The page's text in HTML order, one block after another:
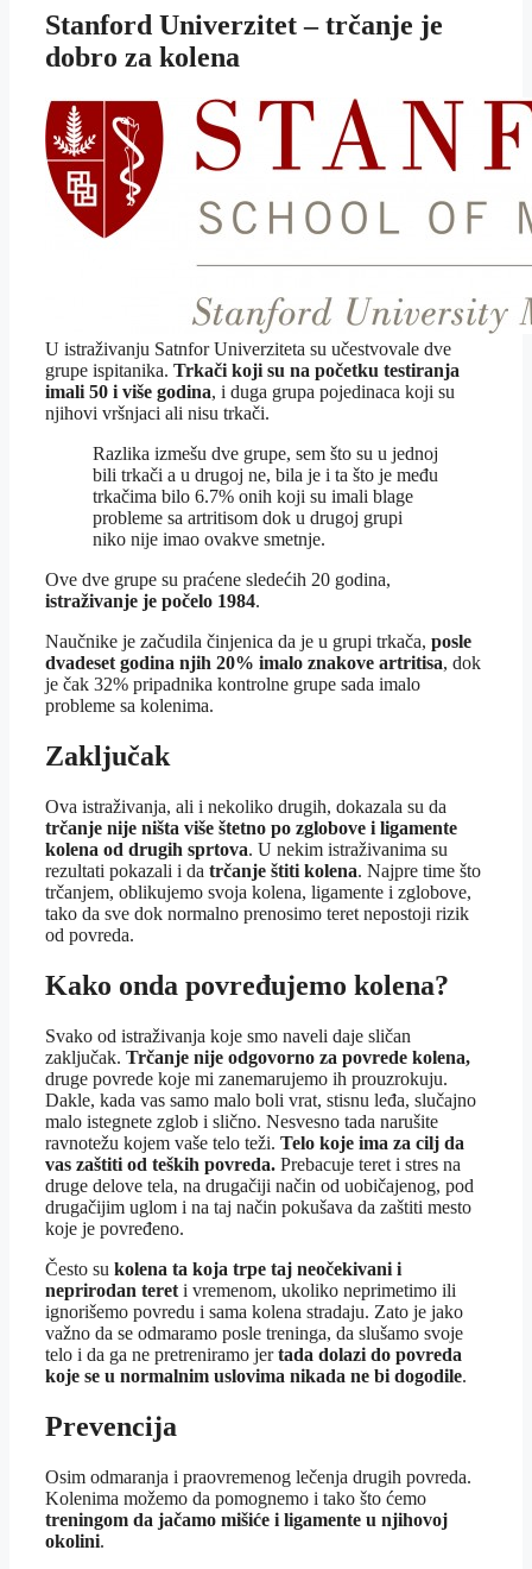
Stanford Univerzitet – trčanje je
dobro za kolena
U istraživanju Satnfor Univerziteta su učestvovale dve
grupe ispitanika. Trkači koji su na početku testiranja
imali 50 i više godina, i duga grupa pojedinaca koji su
njihovi vršnjaci ali nisu trkači.
Razlika izmešu dve grupe, sem što su u jednoj
bili trkači a u drugoj ne, bila je i ta što je među
trkačima bilo 6.7% onih koji su imali blage
probleme sa artritisom dok u drugoj grupi
niko nije imao ovakve smetnje.
Ove dve grupe su praćene sledećih 20 godina,
istraživanje je počelo 1984.
Naučnike je začudila činjenica da je u grupi trkača, posle
dvadeset godina njih 20% imalo znakove artritisa, dok
je čak 32% pripadnika kontrolne grupe sada imalo
probleme sa kolenima.
Zaključak
Ova istraživanja, ali i nekoliko drugih, dokazala su da
trčanje nije ništa više štetno po zglobove i ligamente
kolena od drugih sprtova. U nekim istraživanima su
rezultati pokazali i da trčanje štiti kolena. Najpre time što
trčanjem, oblikujemo svoja kolena, ligamente i zglobove,
tako da sve dok normalno prenosimo teret nepostoji rizik
od povreda.
Kako onda povređujemo kolena?
Svako od istraživanja koje smo naveli daje sličan
zaključak. Trčanje nije odgovorno za povrede kolena,
druge povrede koje mi zanemarujemo ih prouzrokuju.
Dakle, kada vas samo malo boli vrat, stisnu leđa, slučajno
malo istegnete zglob i slično. Nesvesno tada narušite
ravnotežu kojem vaše telo teži. Telo koje ima za cilj da
vas zaštiti od teških povreda. Prebacuje teret i stres na
druge delove tela, na drugačiji način od uobičajenog, pod
drugačijim uglom i na taj način pokušava da zaštiti mesto
koje je povređeno.
Često su kolena ta koja trpe taj neočekivani i
neprirodan teret i vremenom, ukoliko neprimetimo ili
ignorišemo povredu i sama kolena stradaju. Zato je jako
važno da se odmaramo posle treninga, da slušamo svoje
telo i da ga ne pretreniramo jertada dolazi do povreda
koje se u normalnim uslovima nikada ne bi dogodile.
Prevencija
Osim odmaranja i praovremenog lečenja drugih povreda.
Kolenima možemo da pomognemo i tako što ćemo
treningom da jačamo mišiće i ligamente u njihovoj
okolini.